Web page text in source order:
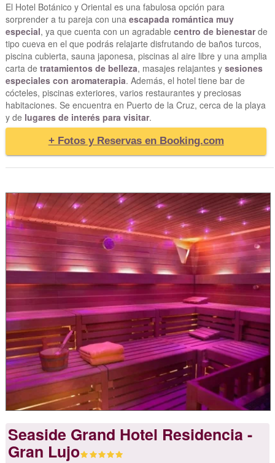
El Hotel Botánico y Oriental es una fabulosa opción para
sorprender a tu pareja con una escapada romántica muy
especial, ya que cuenta con un agradable centro de bienestarde
tipo cueva en el que podrás relajarte disfrutando de baños turcos,
piscina cubierta, sauna japonesa, piscinas al aire libre y una amplia
carta de tratamientos de belleza, masajes relajantes y sesiones
especiales con aromaterapia. Además, el hotel tiene bar de
cócteles, piscinas exteriores, varios restaurantes y preciosas
habitaciones. Se encuentra en Puerto de la Cruz, cerca de la playa
y de lugares de interés para visitar.
+ Fotos y Reservas en Booking.com
Seaside Grand Hotel Residencia -
Gran Lujo